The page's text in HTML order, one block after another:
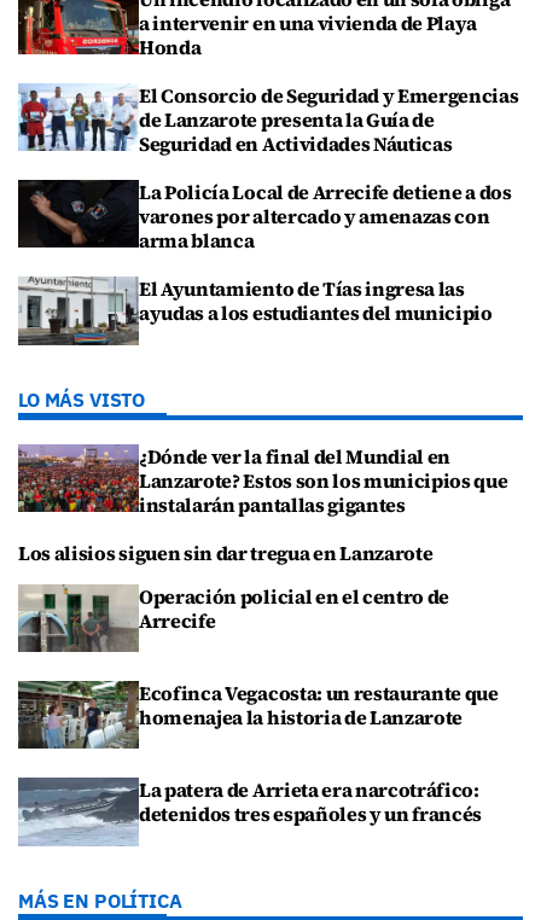
a intervenir en una vivienda de Playa
Honda
El Consorcio de Seguridad y Emergencias
de Lanzarote presenta la Guía de
Seguridad en Actividades Náuticas
La Policía Local de Arrecife detiene a dos
varones por altercado y amenazas con
arma blanca
El Ayuntamiento de Tías ingresa las
ayudas a los estudiantes del municipio
LO MÁS VISTO
¿Dónde ver la final del Mundial en
Lanzarote? Estos son los municipios que
instalarán pantallas gigantes
Los alisios siguen sin dar tregua en Lanzarote
Operación policial en el centro de
Arrecife
Ecofinca Vegacosta: un restaurante que
homenajea la historia de Lanzarote
La patera de Arrieta era narcotráfico:
detenidos tres españoles y un francés
MÁS EN POLÍTICA